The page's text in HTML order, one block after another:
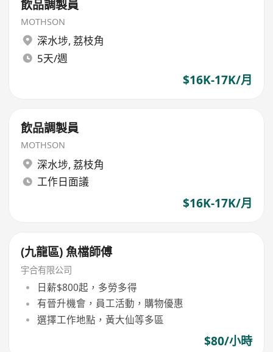
飲品調製員
MOTHSON
深水埗, 荔枝角
5天/週
$16K-17K/月
飲品調製員
MOTHSON
深水埗, 荔枝角
工作日面議
$16K-17K/月
(九龍區) 魚檔師傅
宇合有限公司
日薪$800起，多勞多得
有晉升機會，員工活動，購物優惠
選擇工作地點，黃大仙等多區
$80/小時